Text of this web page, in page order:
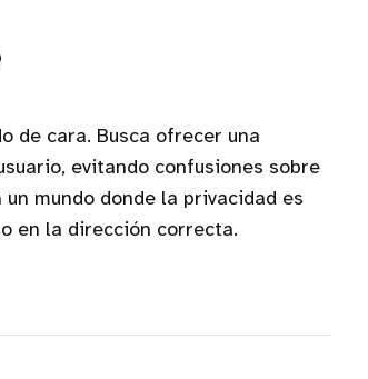
de cara. Busca ofrecer una
evitando confusiones sobre
mundo donde la privacidad es
en la dirección correcta.